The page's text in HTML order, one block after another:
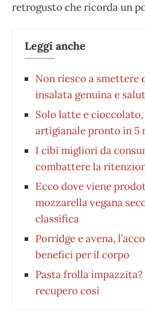
retrogusto che ricorda un
Leggi anche
Non riesco a smettere
insalata genuina e
Solo latte e
artigianale pronto in
I cibi migliori da
combattere la
Ecco dove viene
mozzarella vegana
classifica
Porridge e avena,
benefici per il corpo
Pasta frolla
recupero così